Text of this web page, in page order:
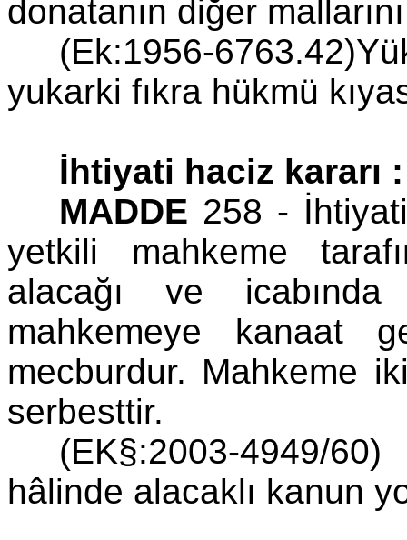
donatanın diğer
(Ek:1956-
yukarki fıkra hükmü
İhtiyati haciz kararı :
MADDE 258 -
yetkili mahkeme
alacağı ve
mahkemeye kanaat
mecburdur. Mahkeme
serbesttir.
(EK§:2003-4949/
hâlinde alacaklı kanun